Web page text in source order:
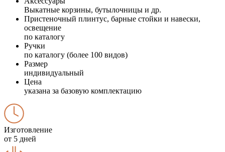
Выкатные корзины, бутылочницы и др.
Пристеночный плинтус, барные стойки и навески,
освещение
по каталогу
Ручки
по каталогу (более 100 видов)
Размер
индивидуальный
Цена
указана за базовую комплектацию
Изготовление
от 5 дней